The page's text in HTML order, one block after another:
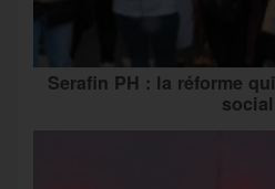
Serafin PH : la réforme
social